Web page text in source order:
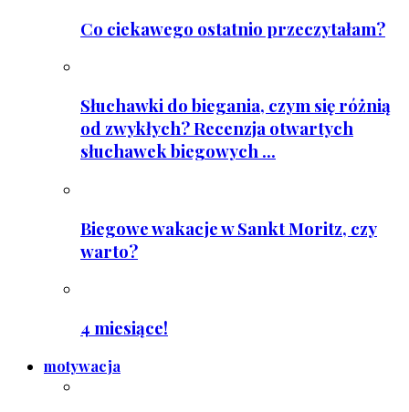
Co ciekawego ostatnio przeczytałam?
Słuchawki do biegania, czym się różnią
od zwykłych? Recenzja otwartych
słuchawek biegowych ...
Biegowe wakacje w Sankt Moritz, czy
warto?
4 miesiące!
motywacja